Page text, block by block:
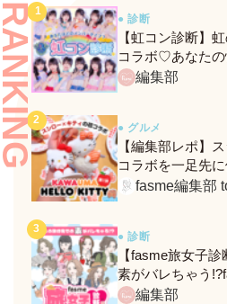
● 診断
【虹コン診断】
コラボ♡あなたの
ンバーがわかる、
編集部
● グルメ
【編集部レポ】
コラボを一足先
定メニュー＆グッ
fasme編集部
● 診断
【fasme旅女子
素がバレちゃう
ト！編集部